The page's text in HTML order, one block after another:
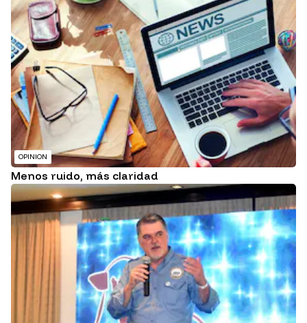
OPINION
Menos ruido, más claridad